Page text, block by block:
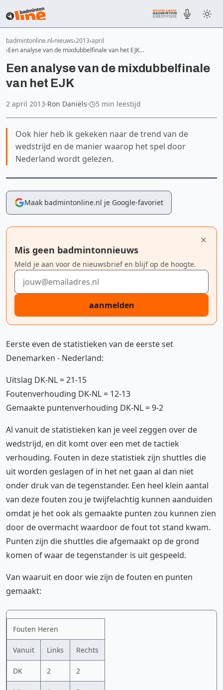
badmintonline.nl nieuws 2013 april
Een analyse van de mixdubbelfinale van het EJK…
Een analyse van de mixdubbelfinale
van het EJK
2 april 2013·Ron Daniëls· 5 min leestijd
Ook hier heb ik gekeken naar de trend van de
wedstrijd en de manier waarop het spel door
Nederland wordt gelezen.
Maak badmintonline.nl je Google-favoriet
Mis geen badmintonnieuws
Meld je aan voor de nieuwsbrief en blijf op de hoogte.
E-mailadres
aanmelden
Eerste even de statistieken van de eerste set
Denemarken - Nederland:
Uitslag DK-NL = 21-15
Foutenverhouding DK-NL = 12-13
Gemaakte puntenverhouding DK-NL = 9-2
Al vanuit de statistieken kan je veel zeggen over de
wedstrijd, en dit komt over een met de tactiek
verhouding. Fouten in deze statistiek zijn shuttles die
uit worden geslagen of in het net gaan al dan niet
onder druk van de tegenstander. Een heel klein aantal
van deze fouten zou je twijfelachtig kunnen aanduiden
omdat je het ook als gemaakte punten zou kunnen zien
door de overmacht waardoor de fout tot stand kwam.
Punten zijn die shuttles die afgemaakt op de grond
komen of waar de tegenstander is uit gespeeld.
YouTube video
Cookie-instellingen aanpassen
Van waaruit en door wie zijn de fouten en punten
gemaakt:
Fouten Heren
Vanuit Links Rechts
DK 2 2